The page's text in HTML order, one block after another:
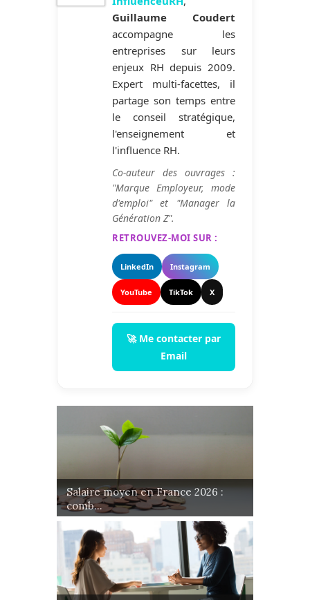
Guillaume Coudert
accompagne les
entreprises sur leurs
enjeux RH depuis 2009.
Expert multi-facettes, il
partage son temps entre
le conseil stratégique,
l'enseignement et
l'influence RH.
Co-auteur des ouvrages :
"Marque Employeur, mode
d'emploi" et "Manager la
Génération Z".
RETROUVEZ-MOI SUR :
LinkedIn Instagram
YouTube TikTok X
🚀 Me contacter par
Email
Salaire moyen en France 2026 :
comb...